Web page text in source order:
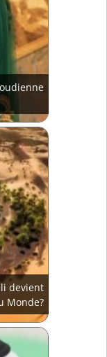
devient
Monde?